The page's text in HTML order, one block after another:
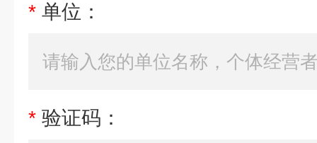
* 单位：
* 验证码：